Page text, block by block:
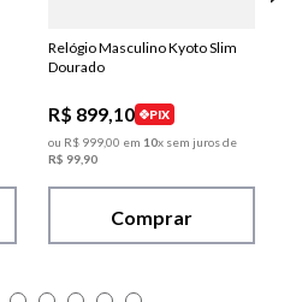
Relógio Masculino Kyoto Slim
Dourado
R$ 899,10
PIX
ou R$ 99900 em 10x sem juros de
R$ 99 90
Comprar